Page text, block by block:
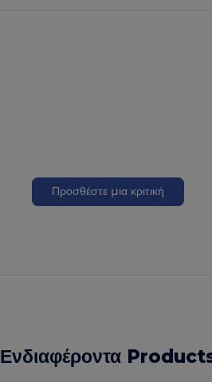
Προσθέστε μια κριτική
Ενδιαφέροντα